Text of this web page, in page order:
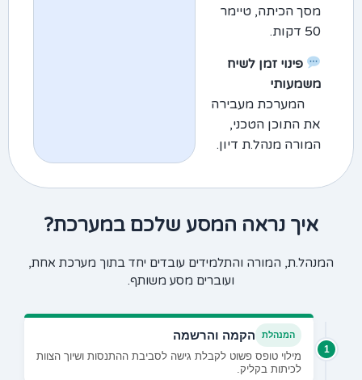
מסך הכיתה, טיימר
50 דקות.
פינוי זמן לשיח
משמעותי
המערכת מעבירה
את התוכן הטכני,
המורה מנהל.ת דיון.
איך נראה המסע שלכם במערכת?
המנהל.ת, המורה והתלמידים עובדים יחד בתוך מערכת אחת,
ועוברים מסע משותף.
1
המנהלת הקמה והרשמה
מילוי טופס פשוט לקבלת גישה לסביבת ההתנסות ושיוך הצוות
לכיתות בקליק.